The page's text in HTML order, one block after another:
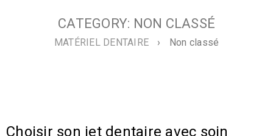
CATEGORY: NON CLASSÉ
MATÉRIEL DENTAIRE › Non classé
Choisir son jet dentaire avec soin